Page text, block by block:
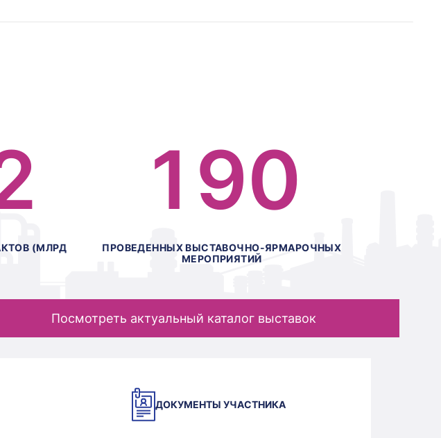
(МЛРД
1 90
ПРОВЕДЕННЫХ ВЫСТАВОЧНО-ЯРМАРОЧНЫХ
МЕРОПРИЯТИЙ
Посмотреть актуальный каталог выставок
ДОКУМЕНТЫ УЧАСТНИКА